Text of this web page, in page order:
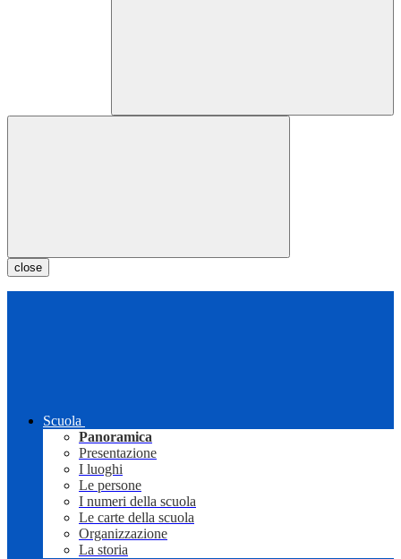
close
Scuola
Panoramica
Presentazione
I luoghi
Le persone
I numeri della scuola
Le carte della scuola
Organizzazione
La storia